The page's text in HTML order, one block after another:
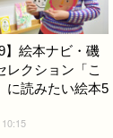
】絵本ナビ・磯
レクション「こ
に読みたい絵本5